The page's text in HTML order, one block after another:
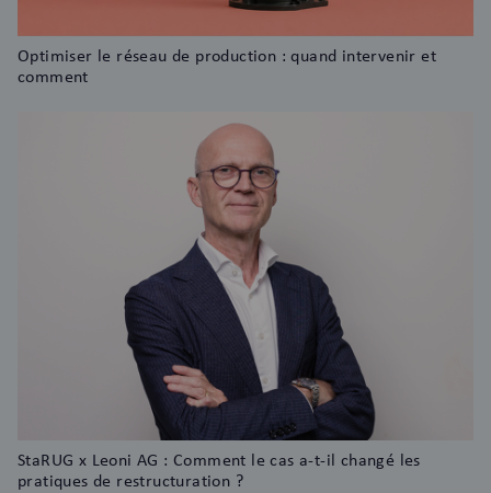
Optimiser le réseau de production : quand intervenir et
comment
StaRUG x Leoni AG : Comment le cas a-t-il changé les
pratiques de restructuration ?